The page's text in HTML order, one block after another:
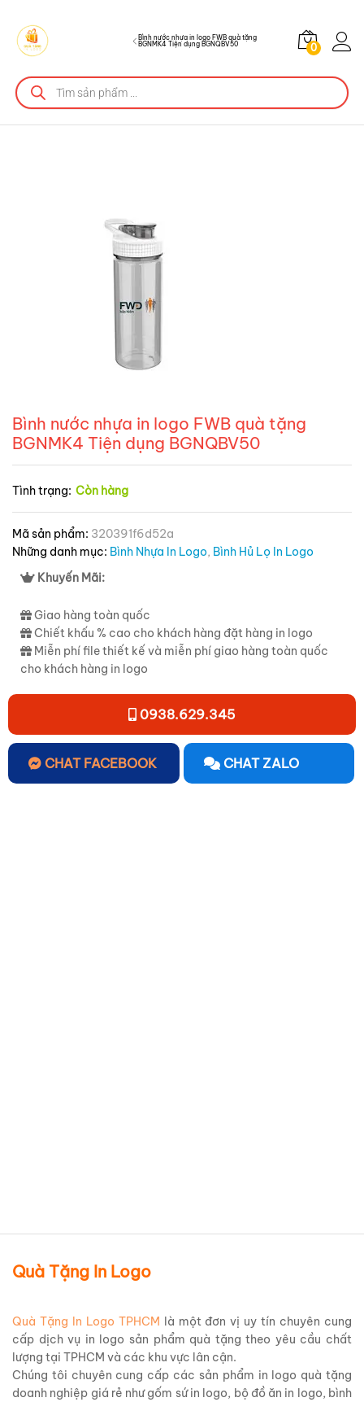
Bình nước nhựa in logo FWB quà tặng
BGNMK4 Tiện dụng BGNQBV50
0
Bình nước nhựa in logo FWB quà tặng
BGNMK4 Tiện dụng BGNQBV50
Tình trạng: Còn hàng
Mã sản phẩm: 320391f6d52a
Những danh mục: Bình Nhựa In Logo, Bình Hủ Lọ In Logo
Khuyến Mãi:
Giao hàng toàn quốc
Chiết khấu % cao cho khách hàng đặt hàng in logo
Miễn phí file thiết kế và miễn phí giao hàng toàn quốc
cho khách hàng in logo
0938.629.345
CHAT FACEBOOK CHAT ZALO
Quà Tặng In Logo
Quà Tặng In Logo TPHCM là một đơn vị uy tín chuyên cung
cấp dịch vụ in logo sản phẩm quà tặng theo yêu cầu chất
lượng tại TPHCM và các khu vực lân cận.
Chúng tôi chuyên cung cấp các sản phẩm in logo quà tặng
doanh nghiệp giá rẻ như gốm sứ in logo, bộ đồ ăn in logo, bình